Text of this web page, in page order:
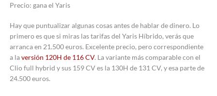
Precio: gana el Yaris
Hay que puntualizar algunas cosas antes de hablar de dinero. Lo
primero es que si miras las tarifas del Yaris Híbrido, verás que
arranca en 21.500 euros. Excelente precio, pero correspondiente
a laversión 120H de 116 CV. La variante más comparable con el
Clio full hybrid y sus 159 CV es la 130H de 131 CV, y esa parte de
24.500 euros.